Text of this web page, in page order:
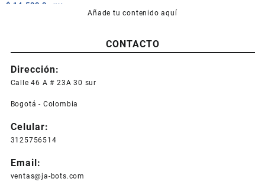
$ 14.500,0 +IVA
Añade tu contenido aquí
CONTACTO
Dirección:
Calle 46 A # 23A 30 sur
Bogotá - Colombia
Celular:
3125756514
Email:
ventas@ja-bots.com